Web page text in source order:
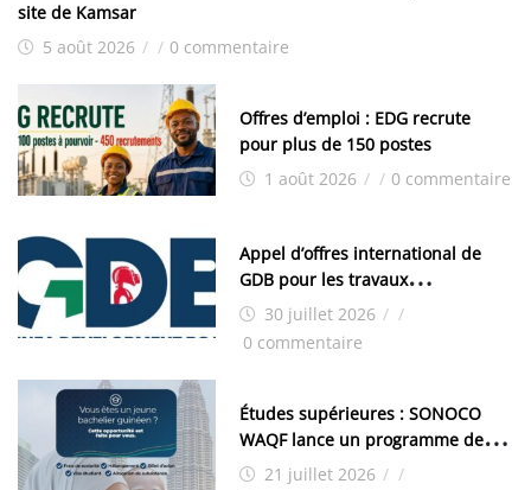
site de Kamsar
5 août 2026 / / 0 commentaire
Offres d’emploi : EDG recrute
pour plus de 150 postes
1 août 2026 / / 0 commentaire
Appel d’offres international de
GDB pour les travaux
d’aménagement de la zone
industrielle de FANDJE (PAZIF)
30 juillet 2026 / /
0 commentaire
Études supérieures : SONOCO
WAQF lance un programme de
bourses pour la Malaisie
21 juillet 2026 / /